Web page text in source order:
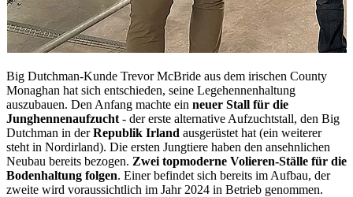
Big Dutchman-Kunde Trevor McBride aus dem irischen County
Monaghan hat sich entschieden, seine Legehennenhaltung
auszubauen. Den Anfang machte ein neuer Stall für die
Junghennenaufzucht - der erste alternative Aufzuchtstall, den Big
Dutchman in derRepublik Irland ausgerüstet hat (ein weiterer
steht in Nordirland). Die ersten Jungtiere haben den ansehnlichen
Neubau bereits bezogen. Zwei topmoderne Volieren-Ställe für die
Bodenhaltung folgen. Einer befindet sich bereits im Aufbau, der
zweite wird voraussichtlich im Jahr 2024 in Betrieb genommen.